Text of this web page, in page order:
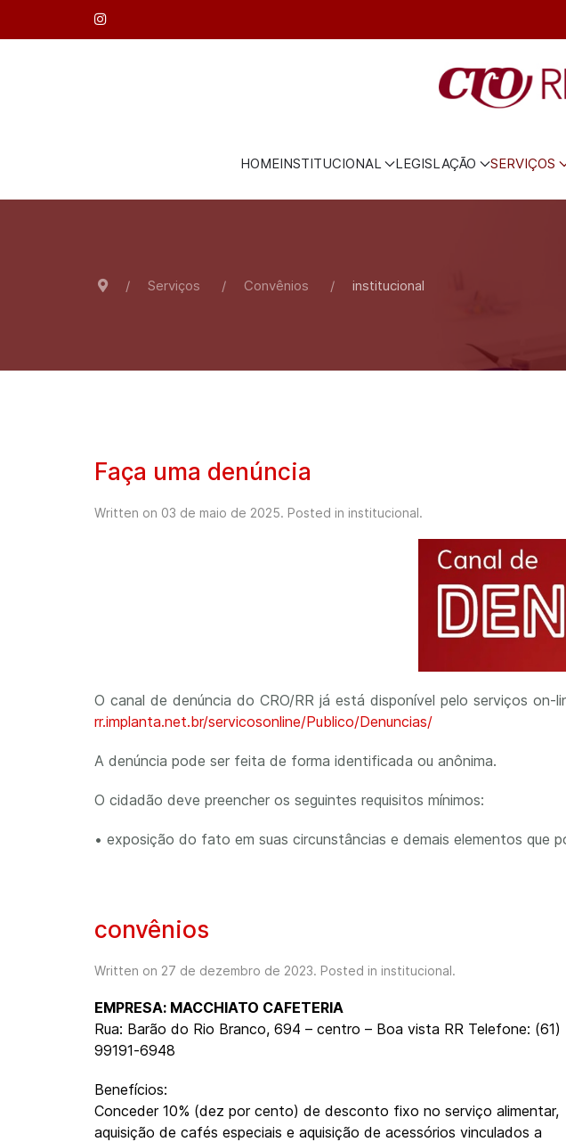
HOMEINSTITUCIONAL LEGISLAÇÃO SERVIÇOS
Serviços Convênios institucional
Faça uma denúncia
Written on 03 de maio de 2025. Posted in institucional.
O canal de denúncia do CRO/RR já está disponível pelo serviços
rr.implanta.net.br/servicosonline/Publico/Denuncias/
A denúncia pode ser feita de forma identificada ou anônima.
O cidadão deve preencher os seguintes requisitos mínimos:
• exposição do fato em suas circunstâncias e demais elementos que
convênios
Written on 27 de dezembro de 2023. Posted in institucional.
EMPRESA: MACCHIATO CAFETERIA
Rua: Barão do Rio Branco, 694 – centro – Boa vista RR Telefone: (61)
99191-6948
Benefícios:
Conceder 10% (dez por cento) de desconto fixo no serviço alimentar,
aquisição de cafés especiais e aquisição de acessórios vinculados a